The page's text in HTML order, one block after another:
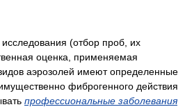
исследования (отбор проб, их
оценка, применяемая
аэрозолей имеют определенные
фиброгенного действия
профессиональные заболевания